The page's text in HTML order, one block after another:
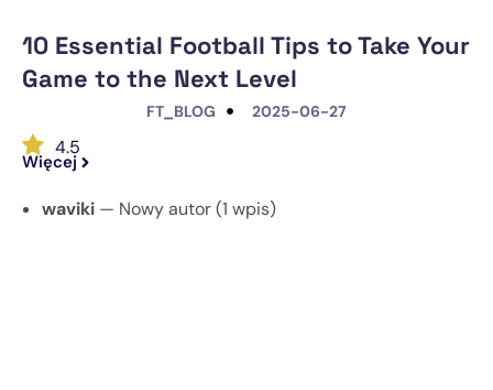
FT_BLOG 2025-06-27
4.5
10 Essential Football Tips to Take Your
Game to the Next Level
Więcej
waviki— Nowy autor (1 wpis)